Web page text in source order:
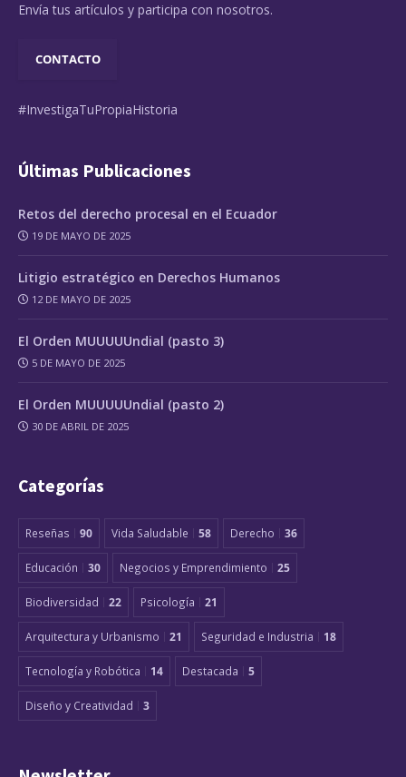
Envía tus artículos y participa con nosotros.
CONTACTO
#InvestigaTuPropiaHistoria
Últimas Publicaciones
Retos del derecho procesal en el Ecuador
19 DE MAYO DE 2025
Litigio estratégico en Derechos Humanos
12 DE MAYO DE 2025
El Orden MUUUUUndial (pasto 3)
5 DE MAYO DE 2025
El Orden MUUUUUndial (pasto 2)
30 DE ABRIL DE 2025
Categorías
Reseñas 90 Vida Saludable 58 Derecho 36
Educación 30 Negocios y Emprendimiento 25
Biodiversidad 22 Psicología 21
Arquitectura y Urbanismo 21 Seguridad e Industria 18
Tecnología y Robótica 14 Destacada 5
Diseño y Creatividad 3